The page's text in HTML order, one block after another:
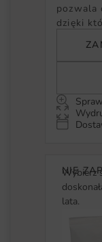
pozwala
dzięki
NIE
Wybierz
lata.